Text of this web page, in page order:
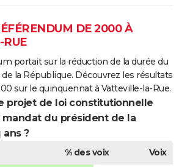
DE 2000 À
portait sur la réduction de la durée du
la République. Découvrez les résultats
sur le quinquennat à Vatteville-la-Rue.
projet de loi constitutionnelle
du président de la
ans ?
% des voix
Voix